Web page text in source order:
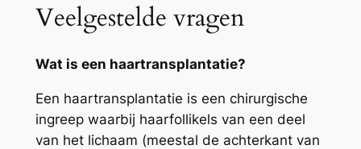
Veelgestelde vragen
Wat is een haartransplantatie?
Een haartransplantatie is een chirurgische
ingreep waarbij haarfollikels van een deel
van het lichaam (meestal de achterkant van